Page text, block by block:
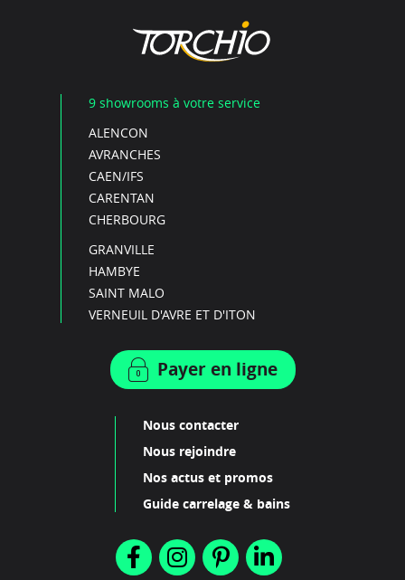
9 showrooms à votre service
ALENCON
AVRANCHES
CAEN/IFS
CARENTAN
CHERBOURG
GRANVILLE
HAMBYE
SAINT MALO
VERNEUIL D'AVRE ET D'ITON
Payer en ligne
Nous contacter
Nous rejoindre
Nos actus et promos
Guide carrelage & bains